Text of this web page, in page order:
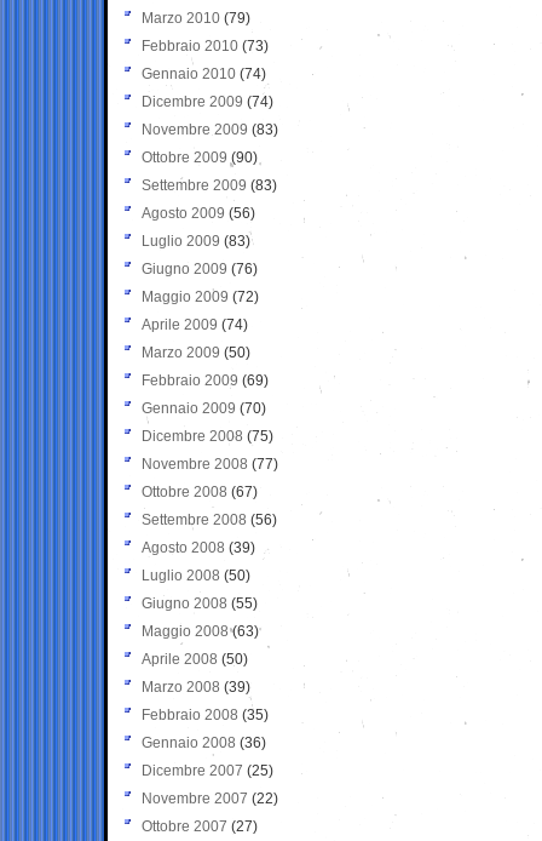
Marzo 2010 (79)
Febbraio 2010 (73)
Gennaio 2010 (74)
Dicembre 2009 (74)
Novembre 2009 (83)
Ottobre 2009 (90)
Settembre 2009 (83)
Agosto 2009 (56)
Luglio 2009 (83)
Giugno 2009 (76)
Maggio 2009 (72)
Aprile 2009 (74)
Marzo 2009 (50)
Febbraio 2009 (69)
Gennaio 2009 (70)
Dicembre 2008 (75)
Novembre 2008 (77)
Ottobre 2008 (67)
Settembre 2008 (56)
Agosto 2008 (39)
Luglio 2008 (50)
Giugno 2008 (55)
Maggio 2008(63)
Aprile 2008 (50)
Marzo 2008 (39)
Febbraio 2008 (35)
Gennaio 2008 (36)
Dicembre 2007 (25)
Novembre 2007 (22)
Ottobre 2007 (27)